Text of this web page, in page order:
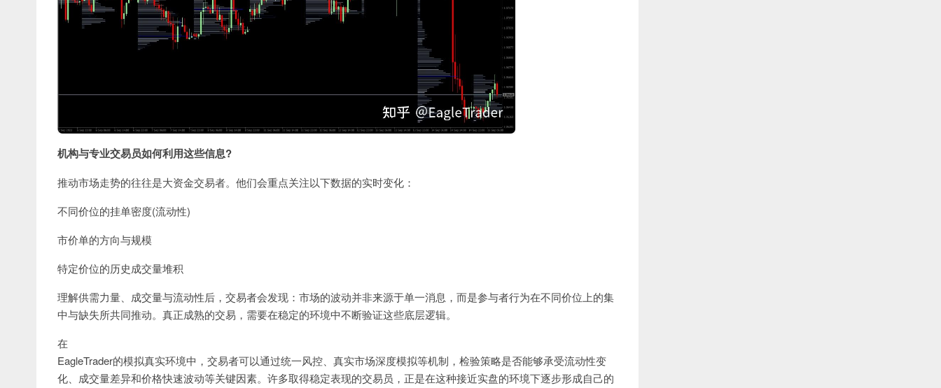
机构与专业交易员如何利用这些信息?
推动市场走势的往往是大资金交易者。他们会重点关注以下数据的实时变化：
不同价位的挂单密度(流动性)
市价单的方向与规模
特定价位的历史成交量堆积
理解供需力量、成交量与流动性后，交易者会发现：市场的波动并非来源于单一消息，而是参与者行为在不同价位上的集
中与缺失所共同推动。真正成熟的交易，需要在稳定的环境中不断验证这些底层逻辑。
在
EagleTrader的模拟真实环境中，交易者可以通过统一风控、真实市场深度模拟等机制，检验策略是否能够承受流动性变
化、成交量差异和价格快速波动等关键因素。许多取得稳定表现的交易员，正是在这种接近实盘的环境下逐步形成自己的